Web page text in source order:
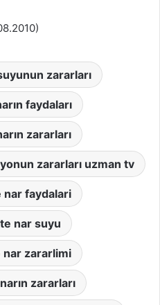
zararları
faydaları
zararları
zararları uzman tv
faydalari
nar suyu
zararlimi
zararları